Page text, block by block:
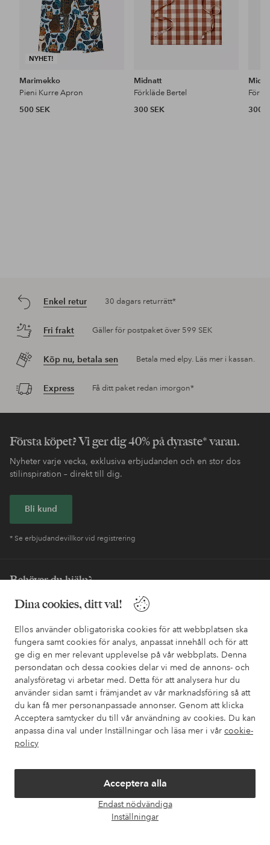
Dina cookies, ditt val!
Ellos använder obligatoriska cookies för att webbplatsen ska
fungera samt cookies för analys, anpassat innehåll och för att
ge dig en mer relevant upplevelse på vår webbplats. Denna
persondatan och dessa cookies delar vi med de annons- och
analysföretag vi arbetar med. Detta för att analysera hur du
använder sidan samt i främjandet av vår marknadsföring så att
du kan få mer personanpassade annonser. Genom att klicka
Acceptera samtycker du till vår användning av cookies. Du kan
anpassa dina val under Inställningar och läsa mer i vår cookie-
policy
Acceptera alla
Endast nödvändiga
Inställningar
NYHET!
Marimekko
Pieni Kurre Apron
500 SEK
Midnatt
Förkläde Bertel
300 SEK
300
Enkel retur 30 dagars returrätt*
Fri frakt Gäller för postpaket över 599 SEK
Köp nu, betala sen Betala med elpy. Läs mer i kassan.
Express Få ditt paket redan imorgon*
Första köpet? Vi ger dig 40% på dyraste* varan.
Nyheter varje vecka, exklusiva erbjudanden och en stor dos
stilinspiration – direkt till dig.
Bli kund
* Se erbjudandevillkor vid registrering
Behöver du hjälp?
I vår FAQ hittar du svaren på de vanligaste frågorna. Här finns
också information om hur du enklast kontaktar oss.
Kundservice Beställning Betalsätt
Mina sidor
Om Ellos
Villkor